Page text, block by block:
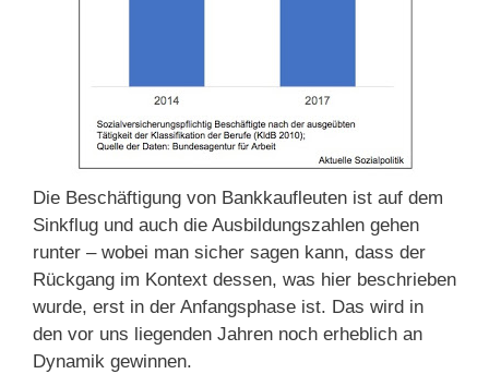
Die Beschäftigung von Bankkaufleuten ist auf dem
Sinkflug und auch die Ausbildungszahlen gehen
runter – wobei man sicher sagen kann, dass der
Rückgang im Kontext dessen, was hier beschrieben
wurde, erst in der Anfangsphase ist. Das wird in
den vor uns liegenden Jahren noch erheblich an
Dynamik gewinnen.